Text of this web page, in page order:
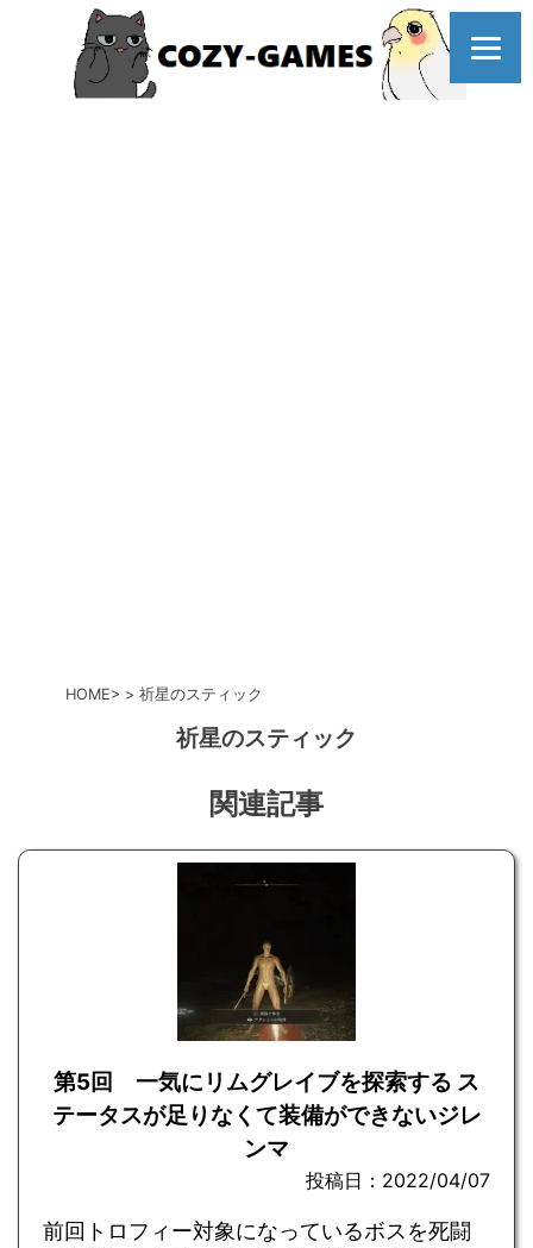
HOME 祈星のスティック
祈星のスティック
関連記事
第5回 一気にリムグレイブを探索する ス
テータスが足りなくて装備ができないジレ
ンマ
投稿日：2022/04/07
前回トロフィー対象になっているボスを死闘